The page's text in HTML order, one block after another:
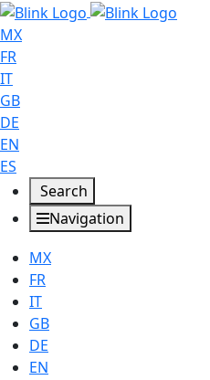
MX
FR
IT
GB
DE
EN
ES
Search
Navigation
MX
FR
IT
GB
DE
EN